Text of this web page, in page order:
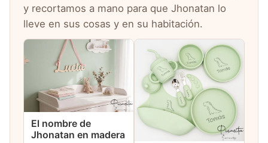
y recortamos a mano para que Jhonatan lo
lleve en sus cosas y en su habitación.
El nombre de
Jhonatan en madera